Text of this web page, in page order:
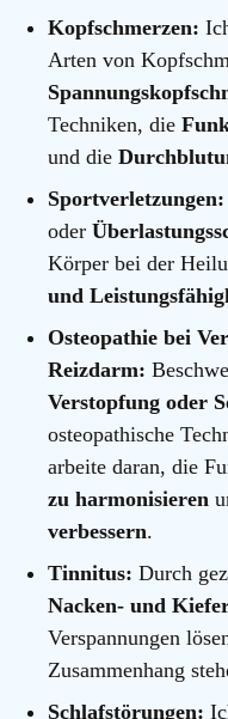
Kopfschmerzen:
Arten von
Techniken, die
und die
Sportverletzungen:
oder
Körper bei der
und
Osteopathie bei
Reizdarm:
Verstopfung oder
osteopathische
arbeite daran, die
zu harmonisieren
verbessern.
Tinnitus: Durch
Nacken- und
Verspannungen
Zusammenhang
Schlafstörungen: